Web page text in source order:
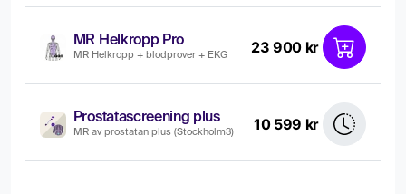
MR Helkropp Pro
MR Helkropp + blodprover + EKG 23 900 kr
Prostatascreening plus
MR av prostatan plus (Stockholm3) 10 599 kr